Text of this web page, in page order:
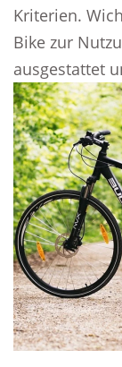
Kriterien.
Bike zur
ausgestattet